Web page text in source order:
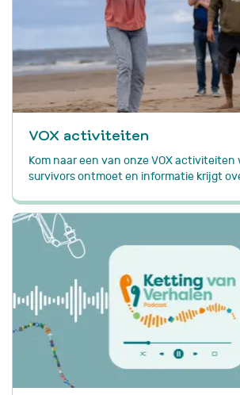
VOX activiteiten
Kom naar een van onze VOX activiteiten
survivors ontmoet en informatie krijgt